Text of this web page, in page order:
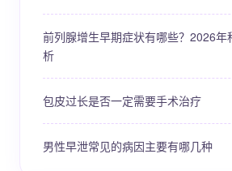
前列腺增生早期症状有哪些？2026年
析
包皮过长是否一定需要手术治疗
男性早泄常见的病因主要有哪几种